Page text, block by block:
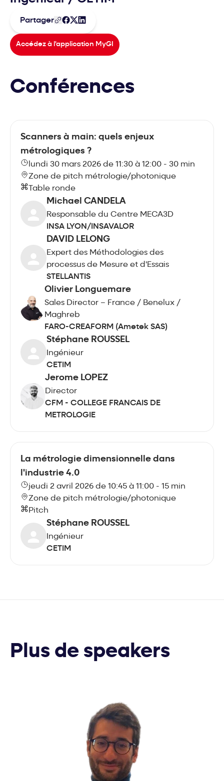
Partager
Accédez à l'application MyGI
Conférences
Scanners à main: quels enjeux
métrologiques ?
lundi 30 mars 2026 de 11:30 à 12:00 - 30 min
Zone de pitch métrologie/photonique
Table ronde
Michael CANDELA
Responsable du Centre MECA3D
INSA LYON/INSAVALOR
DAVID LELONG
Expert des Méthodologies des
processus de Mesure et d'Essais
STELLANTIS
Olivier Longuemare
Sales Director – France / Benelux /
Maghreb
FARO-CREAFORM (Ametek SAS)
Stéphane ROUSSEL
Ingénieur
CETIM
Jerome LOPEZ
Director
CFM - COLLEGE FRANCAIS DE
METROLOGIE
La métrologie dimensionnelle dans
l'industrie 4.0
jeudi 2 avril 2026 de 10:45 à 11:00 - 15 min
Zone de pitch métrologie/photonique
Pitch
Stéphane ROUSSEL
Ingénieur
CETIM
Plus de speakers